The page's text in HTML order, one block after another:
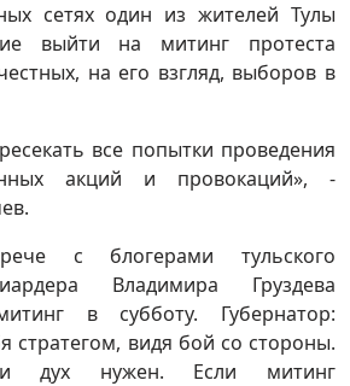
сетях один из жителей Тулы
выйти на митинг протеста
на его взгляд, выборов в
все попытки проведения
акций и провокаций», -
с блогерами тульского
Владимира Груздева
в субботу. Губернатор:
стратегом, видя бой со стороны.
нужен. Если митинг